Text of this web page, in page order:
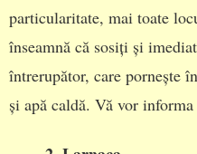
particularitate, mai toate
înseamnă că sosiți și
întrerupător, care pornește
și apă caldă. Vă vor informa